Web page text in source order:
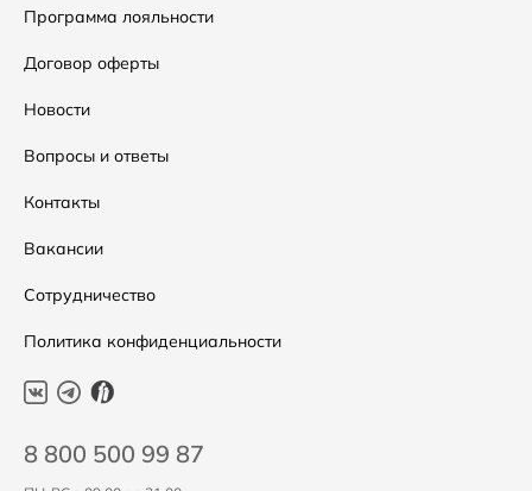
Сумки
Аксессуары
Распродажа
Подарочные сертификаты
Как оформить заказ
Условия возвратов
Таблица размеров
Уход за одеждой
Программа лояльности
Договор оферты
Новости
Вопросы и ответы
Контакты
Вакансии
Сотрудничество
Политика конфиденциальности
8 800 500 99 87